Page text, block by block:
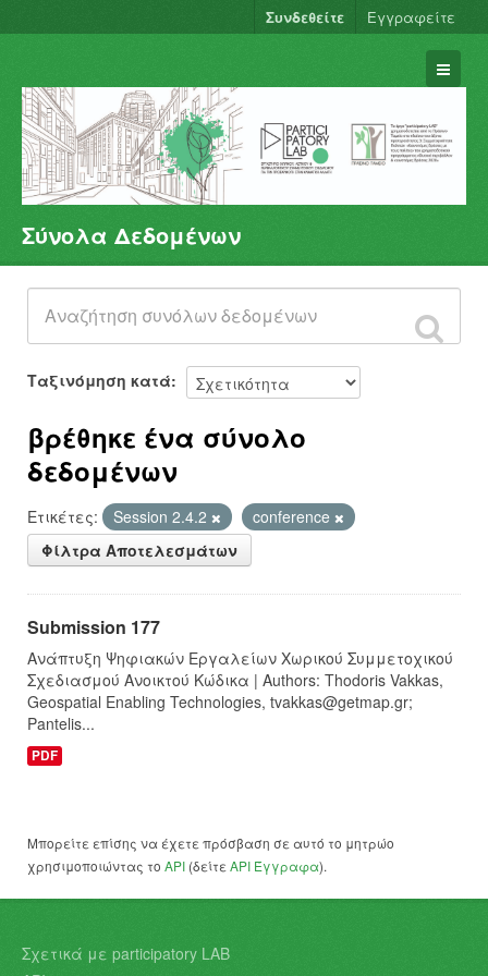
Συνδεθείτε Εγγραφείτε
Σύνολα Δεδομένων
Φορείς
Ομάδες
Σχετικά
Σύνολα Δεδομένων
Ταξινόμηση κατά
βρέθηκε ένα σύνολο
δεδομένων
Ετικέτες: Session 2.4.2
conference
Φίλτρα Αποτελεσμάτων
Submission 177
Ανάπτυξη Ψηφιακών Εργαλείων Χωρικού Συμμετοχικού
Σχεδιασμού Ανοικτού Κώδικα | Authors: Thodoris Vakkas,
Geospatial Enabling Technologies, tvakkas@getmap.gr;
Pantelis...
PDF
Μπορείτε επίσης να έχετε πρόσβαση σε αυτό το μητρώο
χρησιμοποιώντας το API (δείτε API Έγγραφα).
Σχετικά με participatory LAB